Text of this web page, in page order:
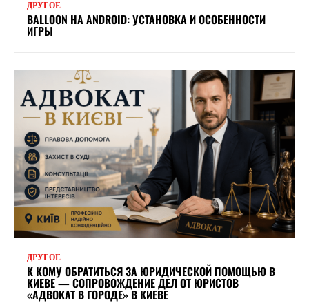
ДРУГОЕ
BALLOON НА ANDROID: УСТАНОВКА И ОСОБЕННОСТИ
ИГРЫ
ДРУГОЕ
К КОМУ ОБРАТИТЬСЯ ЗА ЮРИДИЧЕСКОЙ ПОМОЩЬЮ В
КИЕВЕ — СОПРОВОЖДЕНИЕ ДЕЛ ОТ ЮРИСТОВ
«АДВОКАТ В ГОРОДЕ» В КИЕВЕ